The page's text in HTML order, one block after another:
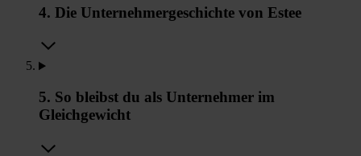
4. Die Unternehmergeschichte von Estee
5. So bleibst du als Unternehmer im
Gleichgewicht